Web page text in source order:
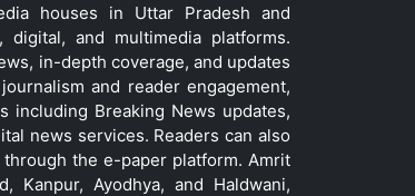
houses in Uttar Pradesh and
and multimedia platforms.
in-depth coverage, and updates
and reader engagement,
including Breaking News updates,
news services. Readers can also
the e-paper platform. Amrit
Kanpur, Ayodhya, and Haldwani,